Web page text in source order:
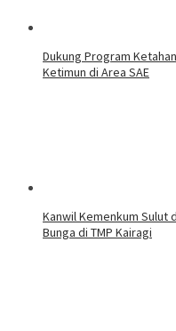
Dukung Program
Ketimun di Area SAE
‎Kanwil Kemenkum Sulut
Bunga di TMP Kairagi